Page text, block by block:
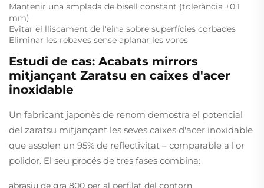
Mantenir una amplada de bisell constant (tolerància ±0,1
mm)
Evitar el lliscament de l'eina sobre superfícies corbades
Eliminar les rebaves sense aplanar les vores
Estudi de cas: Acabats mirrors
mitjançant Zaratsu en caixes d'acer
inoxidable
Un fabricant japonès de renom demostra el potencial
del zaratsu mitjançant les seves caixes d'acer inoxidable
que assolen un 95% de reflectivitat – comparable a l'or
polidor. El seu procés de tres fases combina:
abrasiu de gra 800 per al perfilat del contorn